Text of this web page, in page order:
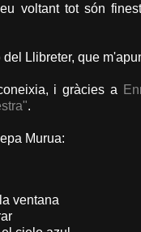
voltant tot són
del Llibreter, que
i gràcies a
.
Murua:
ventana